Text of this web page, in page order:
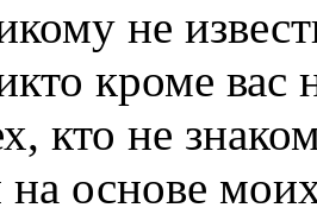
не
кроме вас
кто не
основе